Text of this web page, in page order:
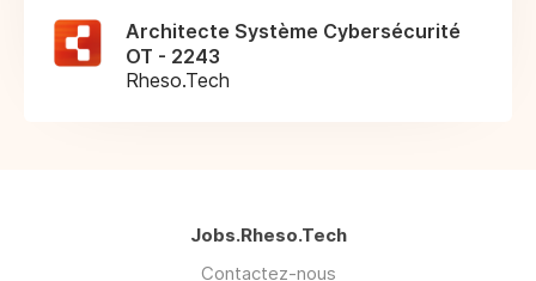
Architecte Système Cybersécurité
OT - 2243
Rheso.Tech
Jobs.Rheso.Tech
Contactez-nous